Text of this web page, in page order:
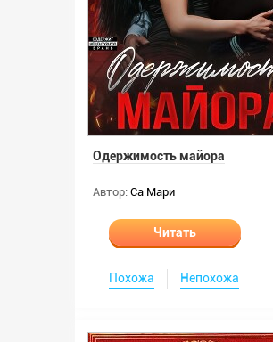
Одержимость майора
Автор: Са Мари
Читать
Похожа Непохожа